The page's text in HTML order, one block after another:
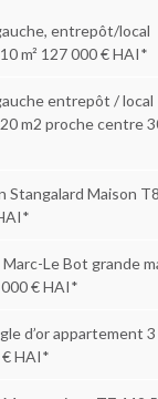
entrepôt/local
m² 127 000 € HAI*
entrepôt / local
m2 proche centre
Stangalard Maison
Le Bot grande
€ HAI*
d’or appartement 3
€ HAI*